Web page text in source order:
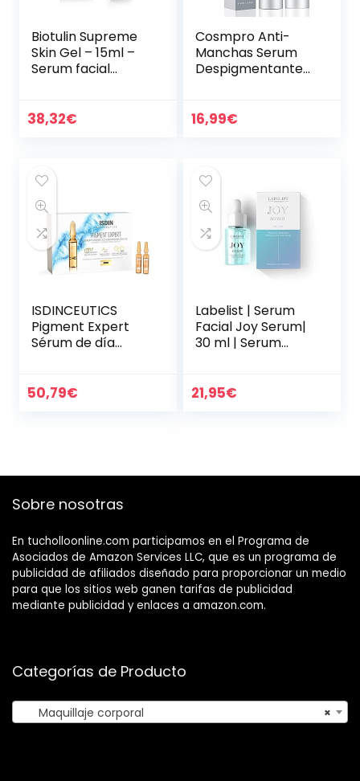
Biotulin Supreme
Skin Gel – 15ml –
Serum facial
Ácido Hialuronico –
38,32€
Cosmpro Anti-
Manchas Serum
Despigmentante
cara eliminación,
16,99€
ISDINCEUTICS
Pigment Expert
Sérum de día
con Acción
50,79€
Labelist | Serum
Facial Joy Serum|
30 ml | Serum
Pieles | Estimula la
21,95€
Sobre nosotras
En tucholloonline.com participamos en el Programa de
Asociados de Amazon Services LLC, que es un programa de
publicidad de afiliados diseñado para proporcionar un medio
para que los sitios web ganen tarifas de publicidad
mediante publicidad y enlaces a amazon.com.
Categorías de Producto
×
Maquillaje corporal